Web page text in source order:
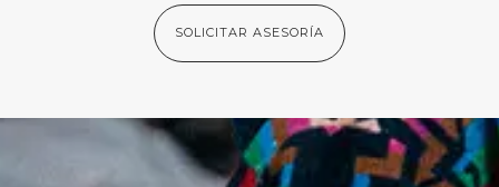
SOLICITAR ASESORÍA